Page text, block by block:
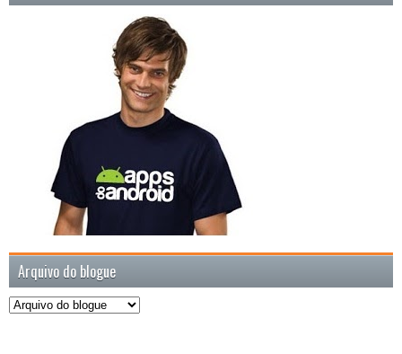
Arquivo do blogue